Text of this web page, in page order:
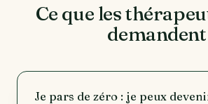
Ce que les
demandent
Je pars de zéro : je peux